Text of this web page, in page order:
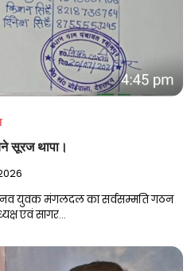
सूरज थापा।
युवक मंगलदल का सर्वसम्मति गठन
एवं सागर…